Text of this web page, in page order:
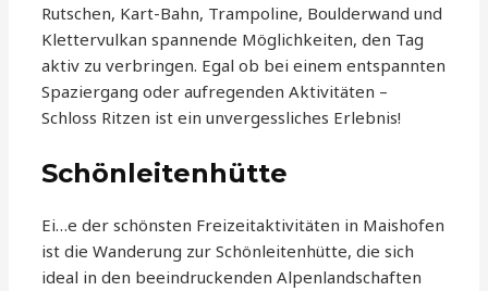
Rutschen, Kart-Bahn, Trampoline, Boulderwand und
Klettervulkan spannende Möglichkeiten, den Tag
aktiv zu verbringen. Egal ob bei einem entspannten
Spaziergang oder aufregenden Aktivitäten –
Schloss Ritzen ist ein unvergessliches Erlebnis!
Schönleitenhütte
Ei…e der schönsten Freizeitaktivitäten in Maishofen
ist die Wanderung zur Schönleitenhütte, die sich
ideal in den beeindruckenden Alpenlandschaften